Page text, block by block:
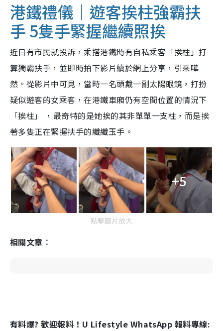
港鐵禮儀｜遊客挨柱強霸扶
手 5隻手緊握繼續照挨
近日有市民就投訴，乘搭港鐵時有自私乘客「挨柱」打
算獨霸扶手，並即時拍下影片續於網上分享，引來嘩
然。從影片中可見，當時一名頭戴一副太陽眼鏡，打扮
疑似遊客的女乘客，在港鐵車廂仍有空間位置的情況下
「挨柱」 ，最奇特的是她挨的其非單單一支柱，而是挨
著多隻正在緊握扶手的纖纖玉手。
+5
點擊圖片放大
相關文章︰
有料爆? 歡迎報料！U Lifestyle WhatsApp 報料專線: